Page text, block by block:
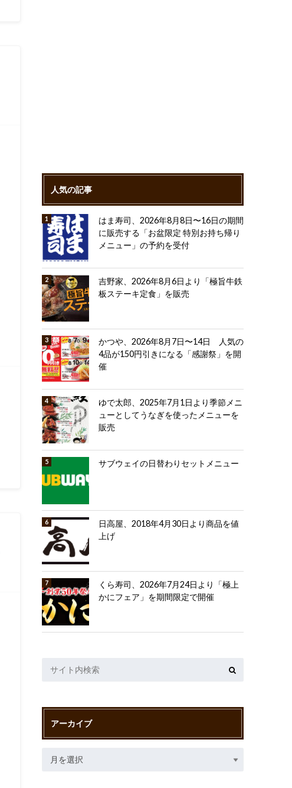
人気の記事
はま寿司、2026年8月8日〜16日の期間
に販売する「お盆限定 特別お持ち帰り
メニュー」の予約を受付
吉野家、2026年8月6日より「極旨牛鉄
板ステーキ定食」を販売
かつや、2026年8月7日〜14日 人気の
4品が150円引きになる「感謝祭」を開
催
ゆで太郎、2025年7月1日より季節メニ
ューとしてうなぎを使ったメニューを
販売
サブウェイの日替わりセットメニュー
日高屋、2018年4月30日より商品を値
上げ
くら寿司、2026年7月24日より「極上
かにフェア」を期間限定で開催
アーカイブ